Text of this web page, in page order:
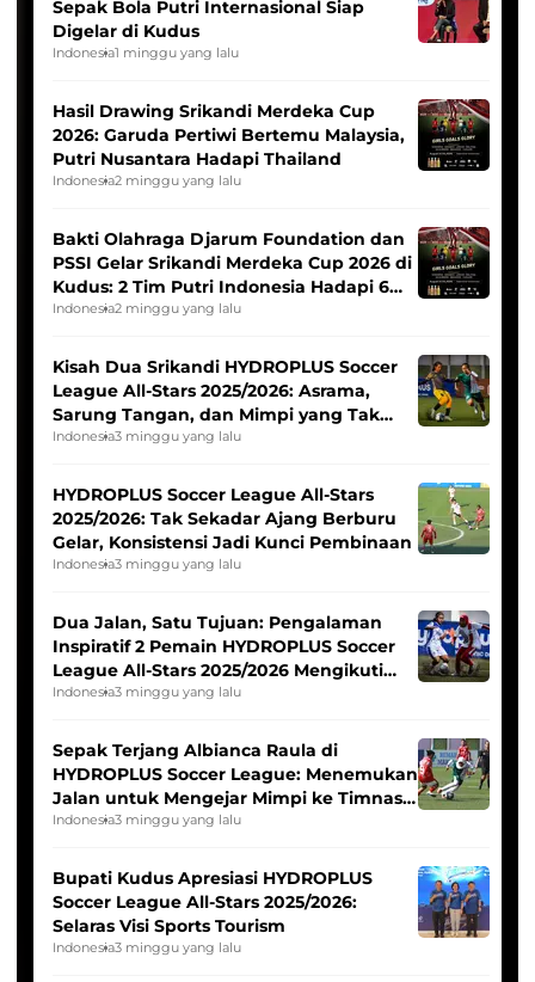
Sepak Bola Putri Internasional Siap
Digelar di Kudus
Indonesia1 minggu yang lalu
Hasil Drawing Srikandi Merdeka Cup
2026: Garuda Pertiwi Bertemu Malaysia,
Putri Nusantara Hadapi Thailand
Indonesia2 minggu yang lalu
Bakti Olahraga Djarum Foundation dan
PSSI Gelar Srikandi Merdeka Cup 2026 di
Kudus: 2 Tim Putri Indonesia Hadapi 6
Tim Asia
Indonesia2 minggu yang lalu
Kisah Dua Srikandi HYDROPLUS Soccer
League All-Stars 2025/2026: Asrama,
Sarung Tangan, dan Mimpi yang Tak
Pernah Padam
Indonesia3 minggu yang lalu
HYDROPLUS Soccer League All-Stars
2025/2026: Tak Sekadar Ajang Berburu
Gelar, Konsistensi Jadi Kunci Pembinaan
Indonesia3 minggu yang lalu
Dua Jalan, Satu Tujuan: Pengalaman
Inspiratif 2 Pemain HYDROPLUS Soccer
League All-Stars 2025/2026 Mengikuti
Seleksi Timnas Indonesia Putri
Indonesia3 minggu yang lalu
Sepak Terjang Albianca Raula di
HYDROPLUS Soccer League: Menemukan
Jalan untuk Mengejar Mimpi ke Timnas
Indonesia Putri
Indonesia3 minggu yang lalu
Bupati Kudus Apresiasi HYDROPLUS
Soccer League All-Stars 2025/2026:
Selaras Visi Sports Tourism
Indonesia3 minggu yang lalu